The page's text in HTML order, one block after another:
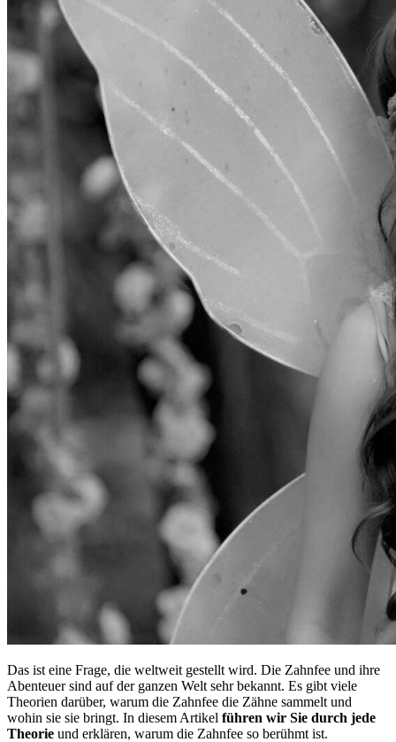
Das ist eine Frage, die weltweit gestellt wird. Die Zahnfee und ihre
Abenteuer sind auf der ganzen Welt sehr bekannt. Es gibt viele
Theorien darüber, warum die Zahnfee die Zähne sammelt und
wohin sie sie bringt. In diesem Artikel führen wir Sie durch jede
Theorie und erklären, warum die Zahnfee so berühmt ist.